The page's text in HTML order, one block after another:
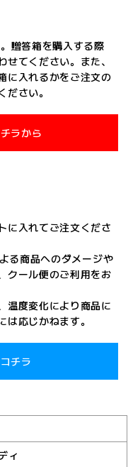
贈答箱を購入する際
てください。また、
に入れるかをご注文の
さい。
ラから
に入れてご注文くださ
る商品へのダメージや
クール便のご利用をお
温度変化により商品に
応じかねます。
チラ
ィ